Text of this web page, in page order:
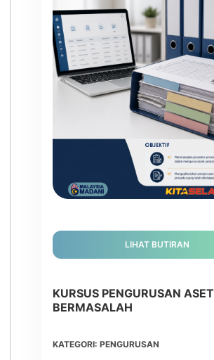
LIHAT BUTIRAN
KURSUS PENGURUSAN ASET
BERMASALAH
KATEGORI: PENGURUSAN